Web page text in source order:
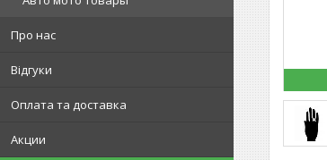
Про нас
Відгуки
Оплата та доставка
Акции